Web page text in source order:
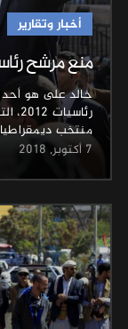
أخبار وتقارير
منع مرشح
خالد على هو أحد
منتخب ديمقراطيا‎. كما أعلن…
7 أكتوبر, 2018